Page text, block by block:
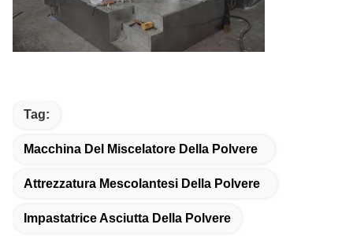
Tag:
Macchina Del Miscelatore Della Polvere
Attrezzatura Mescolantesi Della Polvere
Impastatrice Asciutta Della Polvere